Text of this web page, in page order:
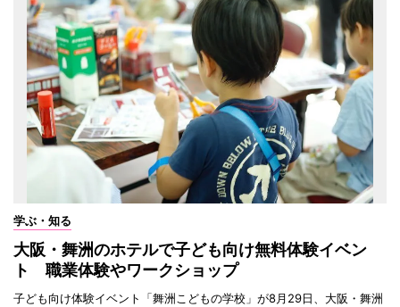
学ぶ・知る
大阪・舞洲のホテルで子ども向け無料体験イベン
ト 職業体験やワークショップ
子ども向け体験イベント「舞洲こどもの学校」が8月29日、大阪・舞洲